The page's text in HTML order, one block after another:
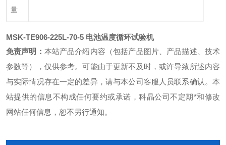
量
MSK-TE906-225L-70-5 电池温度循环试验机
免责声明： 本站产品介绍内容（包括产品图片、产品描述、技术
参数等），仅供参考。可能由于更新不及时，或许导致所述内容
与实际情况存在一定的差异，请与本公司客服人员联系确认。本
站提供的信息不构成任何要约或承诺，科晶公司不定期*和修改
网站任何信息，恕不另行通知。